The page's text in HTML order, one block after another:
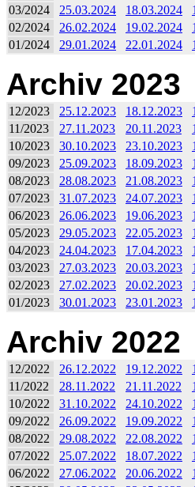
03/2024
25.03.2024 18.03.2024
02/2024
26.02.2024 19.02.2024
01/2024
29.01.2024 22.01.2024
Archiv 2023
12/2023 25.12.2023 18.12.2023
11/2023
27.11.2023 20.11.2023
10/2023
30.10.2023 23.10.2023
09/2023
25.09.2023 18.09.2023
08/2023
28.08.2023 21.08.2023
07/2023
31.07.2023 24.07.2023
06/2023
26.06.2023 19.06.2023
05/2023
29.05.2023 22.05.2023
04/2023
24.04.2023 17.04.2023
03/2023
27.03.2023 20.03.2023
02/2023
27.02.2023 20.02.2023
01/2023
30.01.2023 23.01.2023
Archiv 2022
12/2022 26.12.2022 19.12.2022
11/2022
28.11.2022 21.11.2022
10/2022
31.10.2022 24.10.2022
09/2022
26.09.2022 19.09.2022
08/2022
29.08.2022 22.08.2022
07/2022
25.07.2022 18.07.2022
06/2022
27.06.2022 20.06.2022